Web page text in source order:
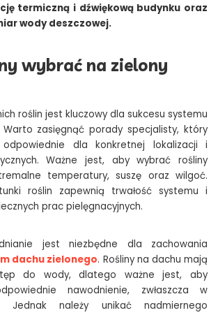
termiczną i dźwiękową budynku oraz
wody deszczowej.
wybrać na zielony
roślin jest kluczowy dla sukcesu systemu
zasięgnąć porady specjalisty, który
dla konkretnej lokalizacji i
Ważne jest, aby wybrać rośliny
temperatury, suszę oraz wilgoć.
roślin zapewnią trwałość systemu i
prac pielęgnacyjnych.
jest niezbędne dla zachowania
dachu zielonego. Rośliny na dachu mają
do wody, dlatego ważne jest, aby
nawodnienie, zwłaszcza w
Jednak należy unikać nadmiernego